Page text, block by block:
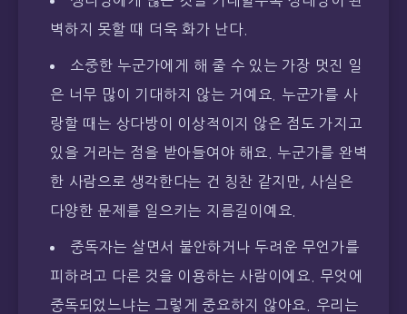
벽하지 못할 때 더욱 화가 난다.
소중한 누군가에게 해 줄 수 있는 가장 멋진 일
은 너무 많이 기대하지 않는 거예요. 누군가를 사
랑할 때는 상다방이 이상적이지 않은 점도 가지고
있을 거라는 점을 받아들여야 해요. 누군가를 완벽
한 사람으로 생각한다는 건 칭찬 같지만, 사실은
다양한 문제를 일으키는 지름길이예요.
중독자는 살면서 불안하거나 두려운 무언가를
피하려고 다른 것을 이용하는 사람이에요. 무엇에
중독되었느냐는 그렇게 중요하지 않아요. 우리는